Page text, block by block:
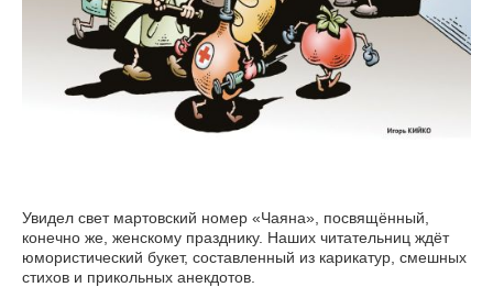
Увидел свет мартовский номер «Чаяна», посвящённый,
конечно же, женскому празднику. Наших читательниц ждёт
юмористический букет, составленный из карикатур, смешных
стихов и прикольных анекдотов.